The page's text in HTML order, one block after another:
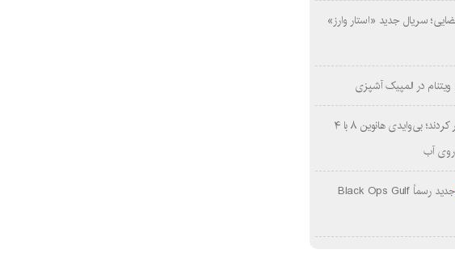
سریال جدید «استار وارز»
در المپیک آشپزی
چینی‌ها غافلگیر کردند؛ بی‌وایدی هانوین ۸ با ۴
روی آب
Call of Duty جدید رسماً Black Ops Gulf